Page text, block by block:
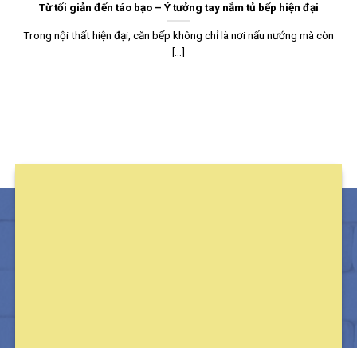
Từ tối giản đến táo bạo – Ý tưởng tay nắm tủ bếp hiện đại
Trong nội thất hiện đại, căn bếp không chỉ là nơi nấu nướng mà còn
[...]